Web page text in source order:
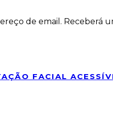
de email. Receberá
FACIAL